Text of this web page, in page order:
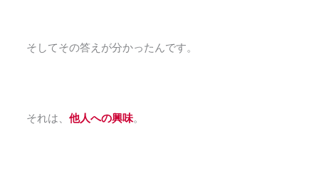
そしてその答えが分かったんです。
それは、他人への興味。